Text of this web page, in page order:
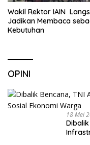
Wakil Rektor IAIN
Jadikan Membaca
Kebutuhan
OPINI
18 Mei